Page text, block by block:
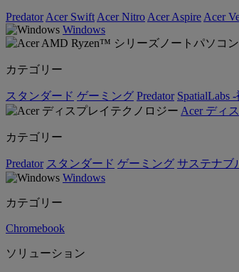
Predator Acer Swift Acer Nitro Acer Aspire Acer
Windows
カテゴリー
スタンダード ゲーミング Predator SpatialLabs
Acer ディ
カテゴリー
Predator スタンダード ゲーミング サステナブ
Windows
カテゴリー
Chromebook
ソリューション